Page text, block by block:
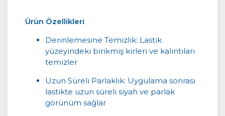
Ürün Özellikleri
Derinlemesine Temizlik: Lastik
yüzeyindeki birikmiş kirleri ve kalıntıları
temizler
Uzun Süreli Parlaklık: Uygulama sonrası
lastikte uzun süreli siyah ve parlak
görünüm sağlar